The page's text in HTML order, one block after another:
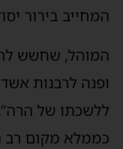
בירור יסודי
שחשש
לרבנות אשדוד
של הרה”ג
מקום רב